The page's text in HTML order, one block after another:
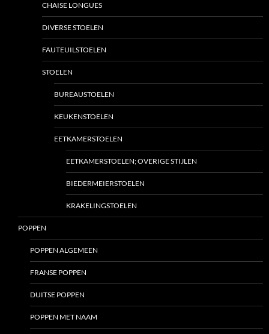
CHAISE LONGUES
DIVERSE STOELEN
FAUTEUILSTOELEN
STOELEN
BUREAUSTOELEN
KEUKENSTOELEN
EETKAMERSTOELEN
EETKAMERSTOELEN; OVERIGE STIJLEN
BIEDERMEIERSTOELEN
KRAKELINGSTOELEN
POPPEN
POPPEN ALGEMEEN
FRANSE POPPEN
DUITSE POPPEN
POPPEN MET NAAM